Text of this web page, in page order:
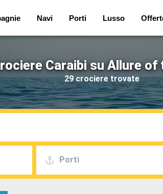
Navi Porti Lusso
Caraibi su Allure of
29 crociere trovate
Porti